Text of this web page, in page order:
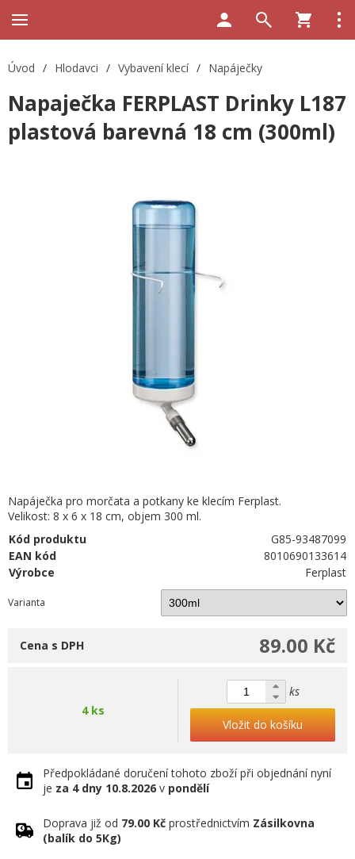
Úvod / Hlodavci / Vybavení klecí / Napáječky
Napaječka FERPLAST Drinky L187
plastová barevná 18 cm (300ml)
Napáječka pro morčata a potkany ke klecím Ferplast.
Velikost: 8 x 6 x 18 cm, objem 300 ml.
Kód produktu
G85-93487099
EAN kód
8010690133614
Výrobce
Ferplast
Varianta
89.00 Kč
Cena s DPH
4 ks
ks
Vložit do košíku
Předpokládané doručení tohoto zboží při objednání nyní
je za 4 dny 10.8.2026 v pondělí
Doprava již od 79.00 Kč prostřednictvím Zásilkovna
(balík do 5Kg)